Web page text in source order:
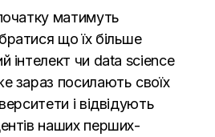
матимуть
що їх більше
інтелект чи data science
зараз посилають своїх
і відвідують
наших перших-